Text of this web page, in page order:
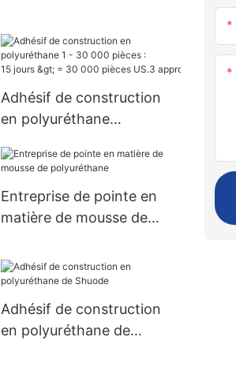
Adhésif de construction
en polyuréthane
15 jours > = 30 000 pièces
Entreprise de pointe en
matière de mousse de
Adhésif de construction
en polyuréthane de